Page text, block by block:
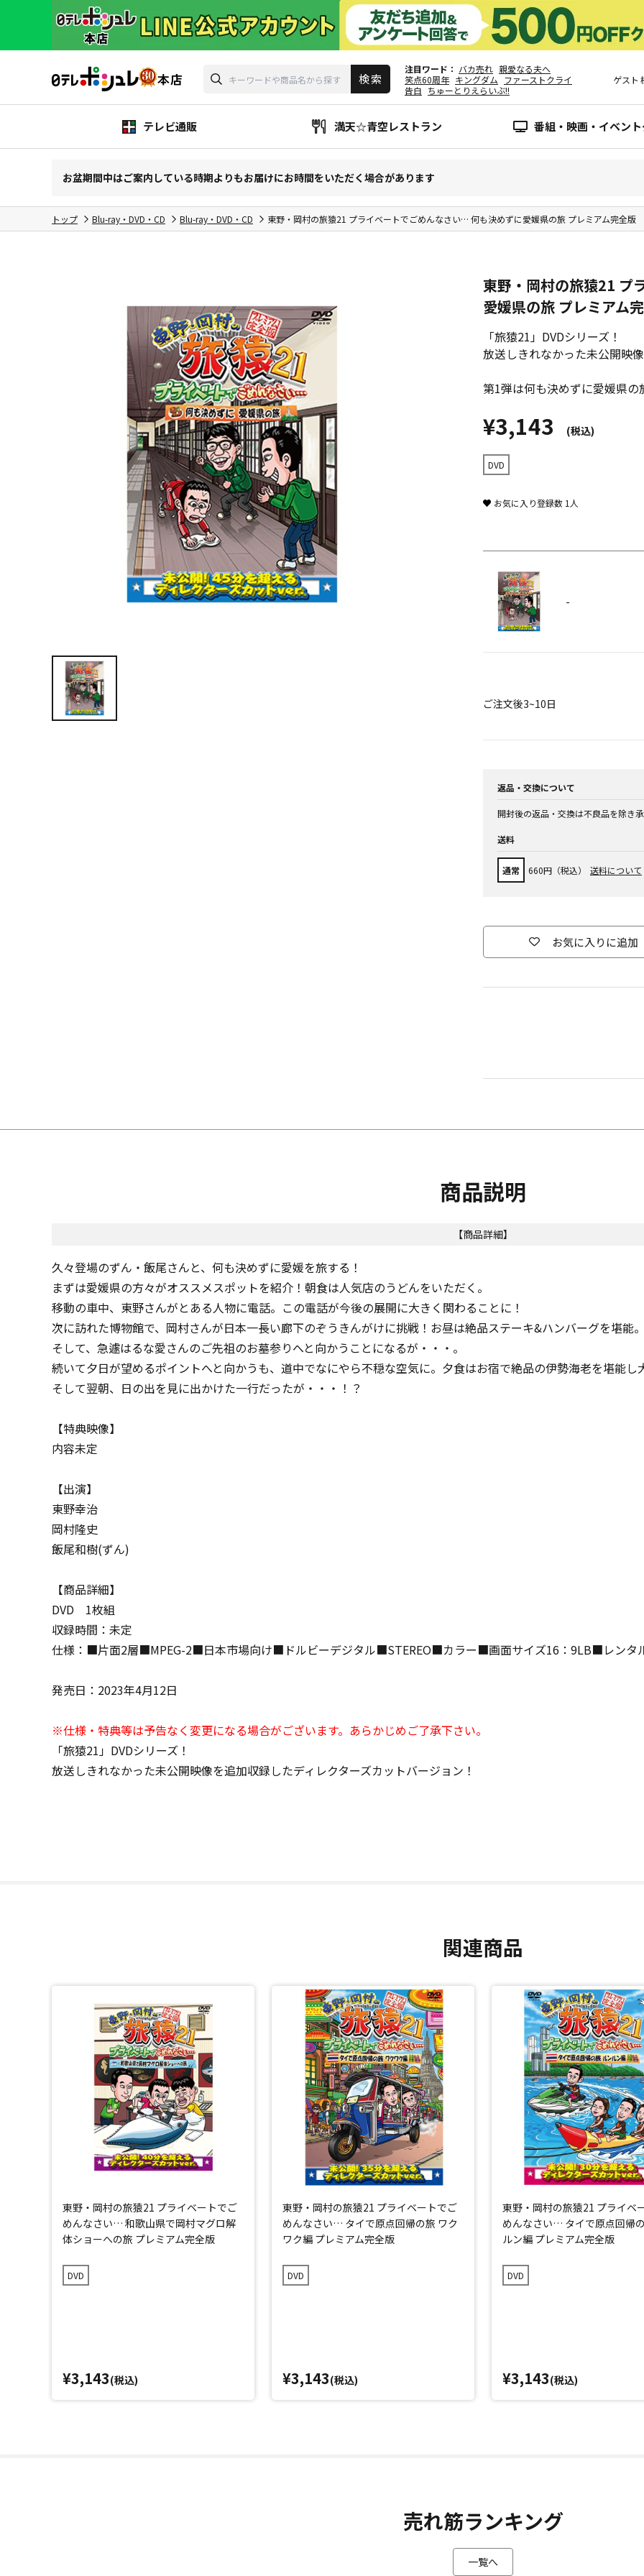
注目ワード バカ売れ 親愛なる夫へ
笑点60周年 キングダム ファーストクライ
告白 ちゅーとりえらいぶ!!
ゲスト
テレビ通販 満天☆青空レストラン 番組・映画・イベン
お盆期間中はご案内している時期よりもお届けにお時間をいただく場合があります
トップ Blu-ray・DVD・CD Blu-ray・DVD・CD 東野・岡村の旅猿21 プライベートでごめんなさい… 何も決めずに愛媛県の旅 プレミアム完全版
東野・岡村の旅猿21 プ
愛媛県の旅 プレミアム
「旅猿21」DVDシリーズ！
放送しきれなかった未公開映
第1弾は何も決めずに愛媛県の
¥3,143 (税込)
DVD
お気に入り登録数 1 人
-
ご注文後3~10日
返品・交換について
開封後の返品・交換は不良品を除き承
送料
通常 660円（税込） 送料について
お気に入りに追加
商品説明
【商品詳細】
久々登場のずん・飯尾さんと、何も決めずに愛媛を旅する！
まずは愛媛県の方々がオススメスポットを紹介！朝食は人気店のうどんをいただく。
移動の車中、東野さんがとある人物に電話。この電話が今後の展開に大きく関わることに！
次に訪れた博物館で、岡村さんが日本一長い廊下のぞうきんがけに挑戦！お昼は絶品ステーキ&ハンバーグを堪能。
そして、急遽はるな愛さんのご先祖のお墓参りへと向かうことになるが・・・。
続いて夕日が望めるポイントへと向かうも、道中でなにやら不穏な空気に。夕食はお宿で絶品の伊勢海老を堪能し
そして翌朝、日の出を見に出かけた一行だったが・・・！？
【特典映像】
内容未定
【出演】
東野幸治
岡村隆史
飯尾和樹(ずん)
【商品詳細】
DVD 1枚組
収録時間：未定
仕様：■片面2層■MPEG-2■日本市場向け■ドルビーデジタル■STEREO■カラー■画面サイズ16：9LB■レンタ
発売日：2023年4月12日
※仕様・特典等は予告なく変更になる場合がございます。あらかじめご了承下さい。
「旅猿21」DVDシリーズ！
放送しきれなかった未公開映像を追加収録したディレクターズカットバージョン！
関連商品
東野・岡村の旅猿21 プライベートでご
めんなさい… 和歌山県で岡村マグロ解
体ショーへの旅 プレミアム完全版
DVD
¥3,143(税込)
東野・岡村の旅猿21 プライベートでご
めんなさい… タイで原点回帰の旅 ワク
ワク編 プレミアム完全版
DVD
¥3,143(税込)
東野・岡村の旅猿21 プライベ
めんなさい… タイで原点回帰
ルン編 プレミアム完全版
DVD
¥3,143(税込)
売れ筋ランキング
一覧へ